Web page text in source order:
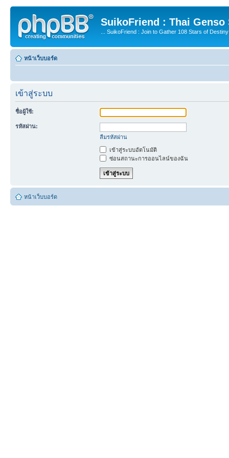
SuikoFriend : Thai Genso
... SuikoFriend : Join to Gather 108 Stars of
หน้าเว็บบอร์ด
เข้าสู่ระบบ
ชื่อผู้ใช้:
รหัสผ่าน:
ลืมรหัสผ่าน
เข้าสู่ระบบอัตโนมัติ
ซ่อนสถานะการออนไลน์ของฉัน
หน้าเว็บบอร์ด